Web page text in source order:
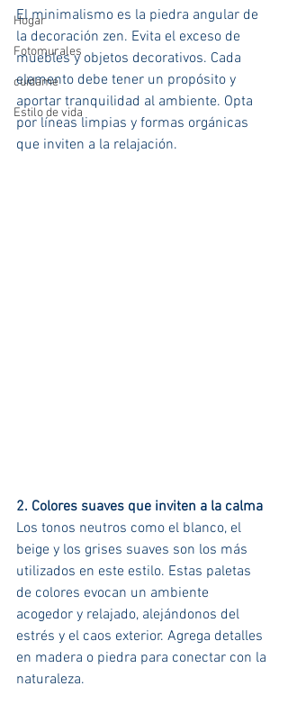
Hogar
Fotomurales
cuidame
Estilo de vida
El minimalismo es la piedra angular de
la decoración zen. Evita el exceso de
muebles y objetos decorativos. Cada
elemento debe tener un propósito y
aportar tranquilidad al ambiente. Opta
por líneas limpias y formas orgánicas
que inviten a la relajación.
2. Colores suaves que inviten a la calma
Los tonos neutros como el blanco, el
beige y los grises suaves son los más
utilizados en este estilo. Estas paletas
de colores evocan un ambiente
acogedor y relajado, alejándonos del
estrés y el caos exterior. Agrega detalles
en madera o piedra para conectar con la
naturaleza.